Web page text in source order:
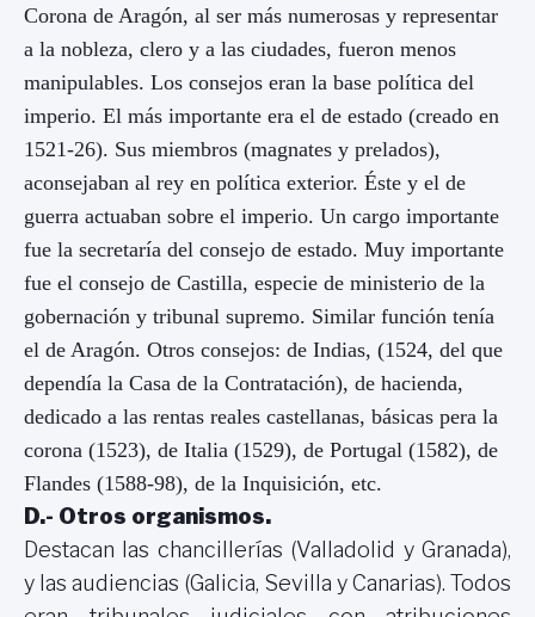
Corona de Aragón, al ser más numerosas y representar
a la nobleza, clero y a las ciudades, fueron menos
manipulables. Los consejos eran la base política del
imperio. El más importante era el de estado (creado en
1521-26). Sus miembros (magnates y prelados),
aconsejaban al rey en política exterior. Éste y el de
guerra actuaban sobre el imperio. Un cargo importante
fue la secretaría del consejo de estado. Muy importante
fue el consejo de Castilla, especie de ministerio de la
gobernación y tribunal supremo. Similar función tenía
el de Aragón. Otros consejos: de Indias, (1524, del que
dependía la Casa de la Contratación), de hacienda,
dedicado a las rentas reales castellanas, básicas pera la
corona (1523), de Italia (1529), de Portugal (1582), de
Flandes (1588-98), de la Inquisición, etc.
D.- Otros organismos.
Destacan las chancillerías (Valladolid y Granada),
y las audiencias (Galicia, Sevilla y Canarias). Todos